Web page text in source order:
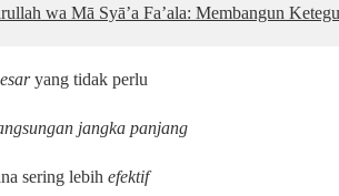
wa Mā Syā’a Fa’ala: Membangun
yang tidak perlu
jangka panjang
sering lebih efektif